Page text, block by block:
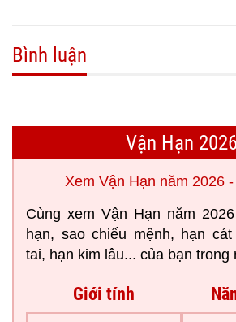
Bình luận
Vận Hạn 2026
Xem Vận Hạn năm 2026
Cùng xem Vận Hạn năm
hạn, sao chiếu mệnh, hạn
tai, hạn kim lâu... của bạn trong
Giới tính